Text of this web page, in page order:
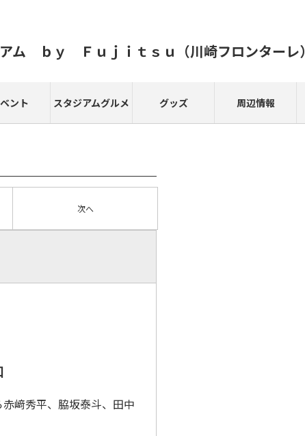
アム ｂｙ Ｆｕｊｉｔｓｕ （川崎フロンターレ）
ント スタジアムグルメ グッズ 周辺情報
次へ
﨑秀平、脇坂泰斗、田中